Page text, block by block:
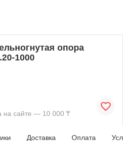
опора
1000
на сайте — 10 000 ₸
Доставка Оплата